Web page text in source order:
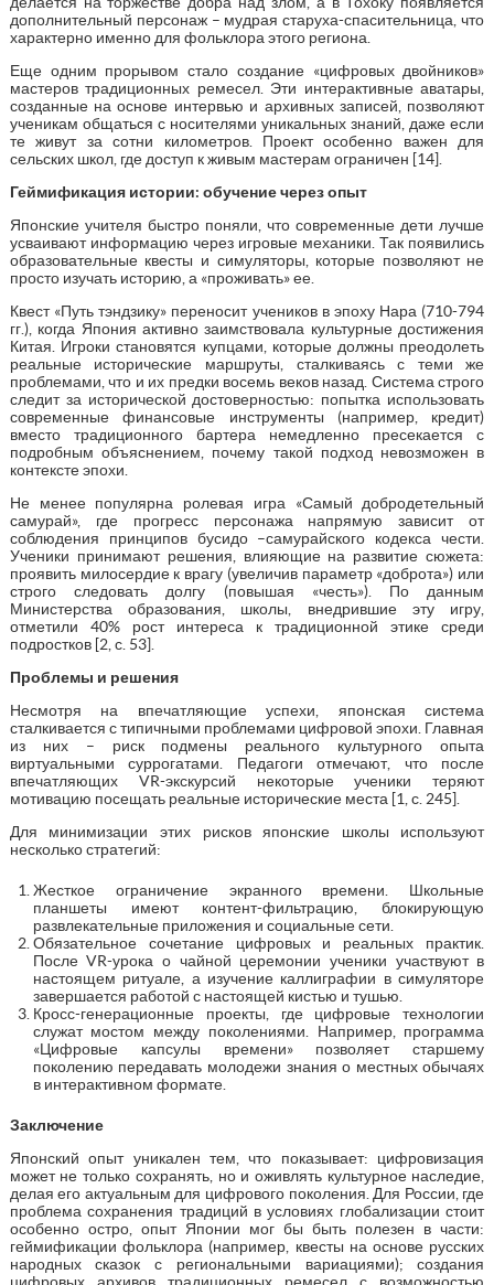
дополнительный персонаж – мудрая старуха-спасительница, что
характерно именно для фольклора этого региона.
Еще одним прорывом стало создание «цифровых двойников»
мастеров традиционных ремесел. Эти интерактивные аватары,
созданные на основе интервью и архивных записей, позволяют
ученикам общаться с носителями уникальных знаний, даже если
те живут за сотни километров. Проект особенно важен для
сельских школ, где доступ к живым мастерам ограничен [14].
Геймификация истории: обучение через опыт
Японские учителя быстро поняли, что современные дети лучше
усваивают информацию через игровые механики. Так появились
образовательные квесты и симуляторы, которые позволяют не
просто изучать историю, а «проживать» ее.
Квест «Путь тэндзику» переносит учеников в эпоху Нара (710-794
гг.), когда Япония активно заимствовала культурные достижения
Китая. Игроки становятся купцами, которые должны преодолеть
реальные исторические маршруты, сталкиваясь с теми же
проблемами, что и их предки восемь веков назад. Система строго
следит за исторической достоверностью: попытка использовать
современные финансовые инструменты (например, кредит)
вместо традиционного бартера немедленно пресекается с
подробным объяснением, почему такой подход невозможен в
контексте эпохи.
Не менее популярна ролевая игра «Самый добродетельный
самурай», где прогресс персонажа напрямую зависит от
соблюдения принципов бусидо –самурайского кодекса чести.
Ученики принимают решения, влияющие на развитие сюжета:
проявить милосердие к врагу (увеличив параметр «доброта») или
строго следовать долгу (повышая «честь»). По данным
Министерства образования, школы, внедрившие эту игру,
отметили 40% рост интереса к традиционной этике среди
подростков [2, с. 53].
Проблемы и решения
Несмотря на впечатляющие успехи, японская система
сталкивается с типичными проблемами цифровой эпохи. Главная
из них – риск подмены реального культурного опыта
виртуальными суррогатами. Педагоги отмечают, что после
впечатляющих VR-экскурсий некоторые ученики теряют
мотивацию посещать реальные исторические места [1, с. 245].
Для минимизации этих рисков японские школы используют
несколько стратегий:
Жесткое ограничение экранного времени. Школьные
планшеты имеют контент-фильтрацию, блокирующую
развлекательные приложения и социальные сети.
Обязательное сочетание цифровых и реальных практик.
После VR-урока о чайной церемонии ученики участвуют в
настоящем ритуале, а изучение каллиграфии в симуляторе
завершается работой с настоящей кистью и тушью.
Кросс-генерационные проекты, где цифровые технологии
служат мостом между поколениями. Например, программа
«Цифровые капсулы времени» позволяет старшему
поколению передавать молодежи знания о местных обычаях
в интерактивном формате.
Заключение
Японский опыт уникален тем, что показывает: цифровизация
может не только сохранять, но и оживлять культурное наследие,
делая его актуальным для цифрового поколения. Для России, где
проблема сохранения традиций в условиях глобализации стоит
особенно остро, опыт Японии мог бы быть полезен в части:
геймификации фольклора (например, квесты на основе русских
народных сказок с региональными вариациями); создания
цифровых архивов традиционных ремесел с возможностью